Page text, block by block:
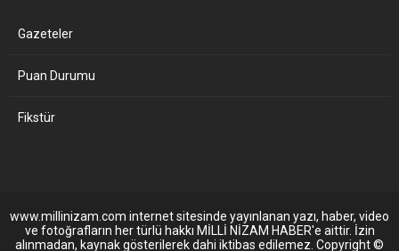
Gazeteler
Puan Durumu
Fikstür
www.millinizam.com internet sitesinde yayınlanan yazı, haber, video
ve fotoğrafların her türlü hakkı MİLLİ NİZAM HABER'e aittir. İzin
alınmadan, kaynak gösterilerek dahi iktibas edilemez. Copyright ©